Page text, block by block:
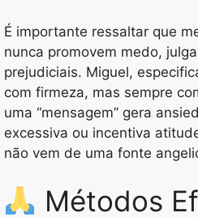
É importante ressaltar que
nunca promovem medo,
prejudiciais. Miguel,
com firmeza, mas sempre
uma “mensagem” gera
excessiva ou incentiva
não vem de uma fonte
Métodos